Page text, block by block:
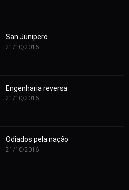
San Junipero
21/10/2016
Engenharia reversa
21/10/2016
Odiados pela nação
21/10/2016